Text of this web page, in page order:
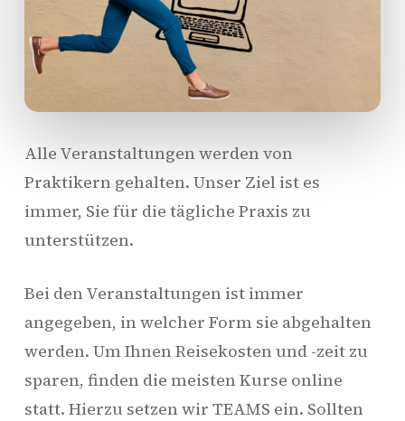
Alle Veranstaltungen werden von
Praktikern gehalten. Unser Ziel ist es
immer, Sie für die tägliche Praxis zu
unterstützen.
Bei den Veranstaltungen ist immer
angegeben, in welcher Form sie abgehalten
werden. Um Ihnen Reisekosten und -zeit zu
sparen, finden die meisten Kurse online
statt. Hierzu setzen wir TEAMS ein. Sollten